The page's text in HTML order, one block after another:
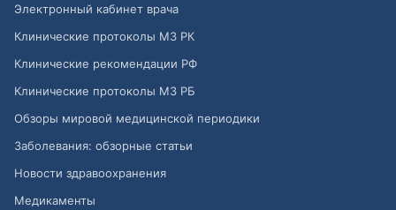
Электронный кабинет врача
Клинические протоколы МЗ РК
Клинические рекомендации РФ
Клинические протоколы МЗ РБ
Обзоры мировой медицинской периодики
Заболевания: обзорные статьи
Новости здравоохранения
Медикаменты